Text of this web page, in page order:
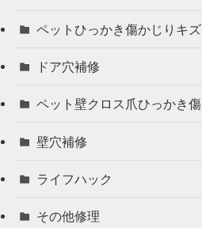
ペットひっかき傷かじりキズ
ドア穴補修
ペット壁クロス爪ひっかき傷
壁穴補修
ライフハック
その他修理